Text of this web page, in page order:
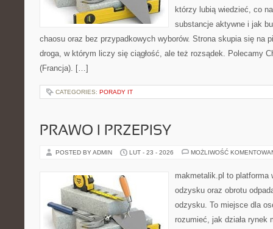
którzy lubią wiedzieć, co
substancje aktywne i jak
chaosu oraz bez przypadkowych wyborów. Strona skupia się na
droga, w którym liczy się ciągłość, ale też rozsądek. Polecamy
(Francja). […]
CATEGORIES: PORADY IT
PRAWO I PRZEPISY
POSTED BY ADMIN LUT - 23 - 2026 MOŻLIWOŚĆ
makmetalik.pl to platforma
odzysku oraz obrotu
odzysku. To miejsce dla
rozumieć, jak działa rynek